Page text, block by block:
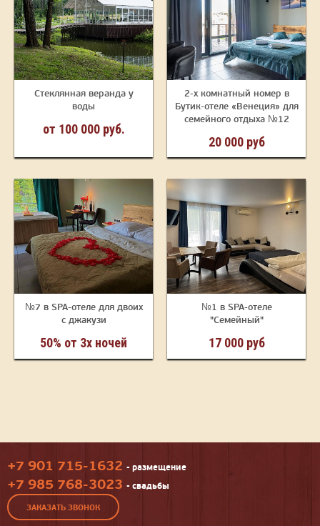
Стеклянная веранда у
воды
от 100 000 руб.
2-х комнатный номер в
Бутик-отеле «Венеция» для
семейного отдыха №12
20 000 руб
№7 в SPA-отеле для двоих
с джакузи
50% от 3х ночей
№1 в SPA-отеле
"Семейный"
17 000 руб
+7 901 715-1632 - размещение
+7 985 768-3023 - свадьбы
ЗАКАЗАТЬ ЗВОНОК